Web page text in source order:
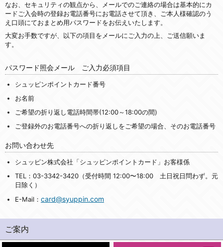
なお、セキュリティの観点から、メールでのご連絡の場合は基本的にカ
ードご入会時の登録お電話番号にお電話させて頂き、ご本人様確認のう
え口頭にておまとめ用パスワードをお伝えいたします。
大変お手数ですが、以下の項目をメールにご入力の上、ご送信願いま
す。
パスワード照会メール ご入力必須項目
シュッピンポイントカード番号
お名前
ご希望の折り返し電話時間帯(12:00～18:00の間)
ご登録外のお電話番号への折り返しをご希望の場合、そのお電話番号
お問い合わせ先
シュッピン株式会社「シュッピンポイントカード」お客様係
TEL：03-3342-3420（受付時間 12:00〜18:00 土日祝日問わず。元
日除く）
E-Mail： card@syuppin.com
ご案内